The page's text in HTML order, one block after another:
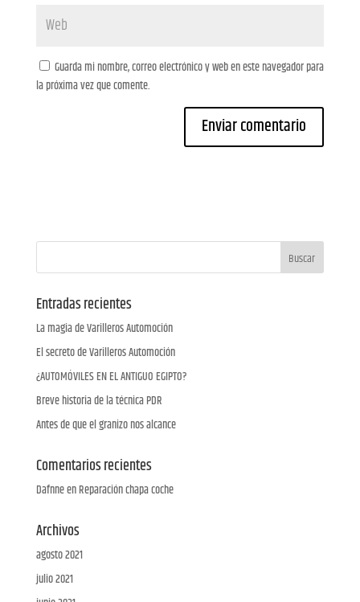
Guarda mi nombre, correo electrónico y web en este navegador para
la próxima vez que comente.
Entradas recientes
La magia de Varilleros Automoción
El secreto de Varilleros Automoción
¿AUTOMÓVILES EN EL ANTIGUO EGIPTO?
Breve historia de la técnica PDR
Antes de que el granizo nos alcance
Comentarios recientes
DafnneenReparación chapa coche
Archivos
agosto 2021
julio 2021